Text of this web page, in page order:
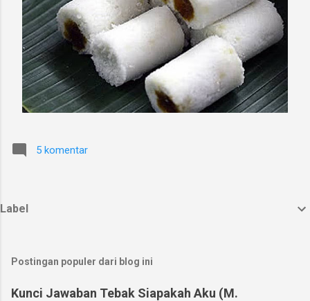
5 komentar
Label
Postingan populer dari blog ini
Kunci Jawaban Tebak Siapakah Aku (M.